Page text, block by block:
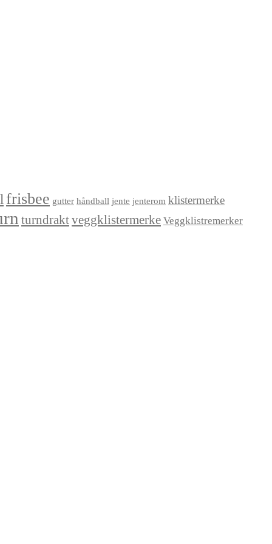
frisbee gutter håndball jente jenterom klistermerke
turndraktveggklistermerke Veggklistremerker